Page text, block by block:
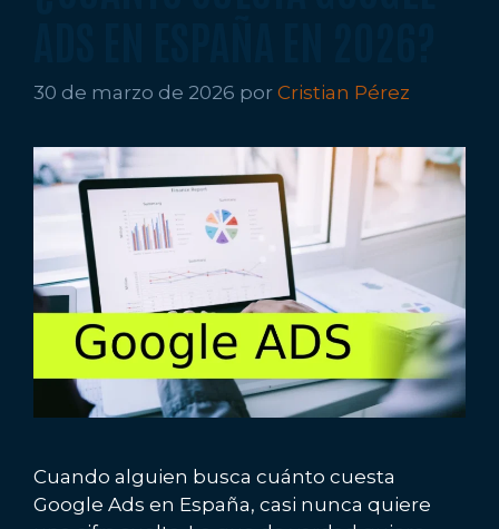
30 de marzo de 2026 por Cristian Pérez
Cuando alguien busca cuánto cuesta
Google Ads en España, casi nunca quiere